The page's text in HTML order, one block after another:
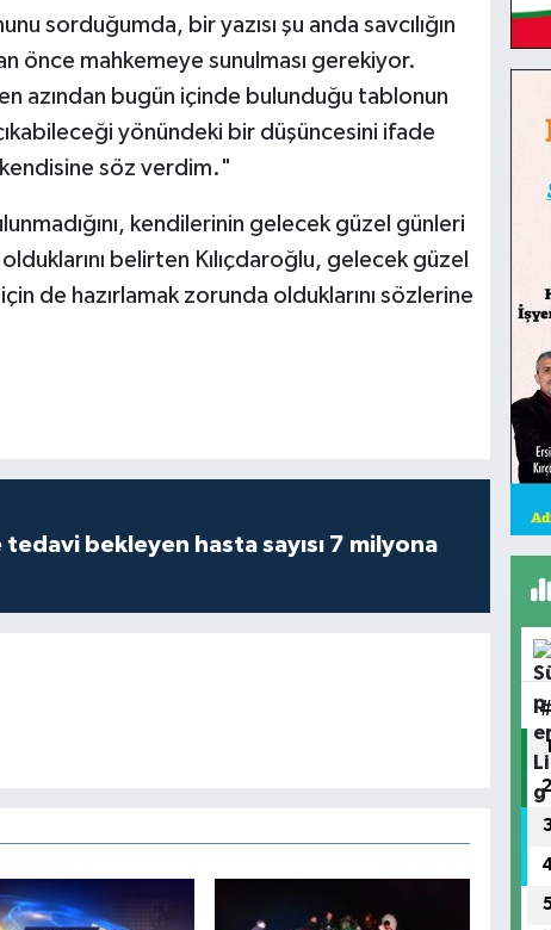
sorduğumda, bir yazısı şu anda savcılığın
önce mahkemeye sunulması gerekiyor.
azından bugün içinde bulunduğu tablonun
yönündeki bir düşüncesini ifade
söz verdim."
kendilerinin gelecek güzel günleri
belirten Kılıçdaroğlu, gelecek güzel
de hazırlamak zorunda olduklarını sözlerine
tedavi bekleyen hasta sayısı 7 milyona
#
1
2